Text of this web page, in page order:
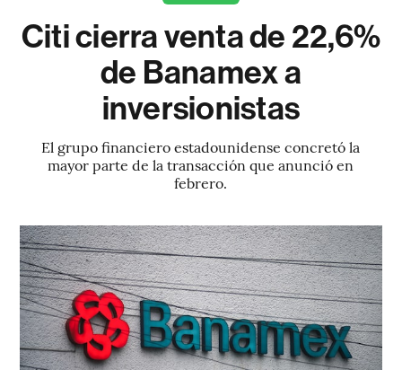
Citi cierra venta de 22,6%
de Banamex a
inversionistas
El grupo financiero estadounidense concretó la
mayor parte de la transacción que anunció en
febrero.